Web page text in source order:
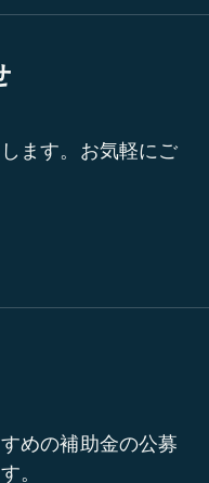
ます。お気軽にご
めの補助金の公募
。